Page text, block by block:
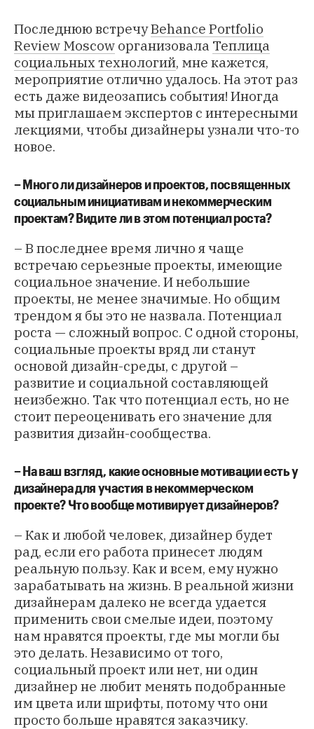
Последнюю встречуBehance Portfolio
Review Moscow организовала Теплица
социальных технологий, мне кажется,
мероприятие отлично удалось. На этот раз
есть даже видеозапись события! Иногда
мы приглашаем экспертов с интересными
лекциями, чтобы дизайнеры узнали что-то
новое.
– Много ли дизайнеров и проектов, посвященных
социальным инициативам и некоммерческим
проектам? Видите ли в этом потенциал роста?
– В последнее время лично я чаще
встречаю серьезные проекты, имеющие
социальное значение. И небольшие
проекты, не менее значимые. Но общим
трендом я бы это не назвала. Потенциал
роста — сложный вопрос. С одной стороны,
социальные проекты вряд ли станут
основой дизайн-среды, с другой –
развитие и социальной составляющей
неизбежно. Так что потенциал есть, но не
стоит переоценивать его значение для
развития дизайн-сообщества.
– На ваш взгляд, какие основные мотивации есть у
дизайнера для участия в некоммерческом
проекте? Что вообще мотивирует дизайнеров?
– Как и любой человек, дизайнер будет
рад, если его работа принесет людям
реальную пользу. Как и всем, ему нужно
зарабатывать на жизнь. В реальной жизни
дизайнерам далеко не всегда удается
применить свои смелые идеи, поэтому
нам нравятся проекты, где мы могли бы
это делать. Независимо от того,
социальный проект или нет, ни один
дизайнер не любит менять подобранные
им цвета или шрифты, потому что они
просто больше нравятся заказчику.